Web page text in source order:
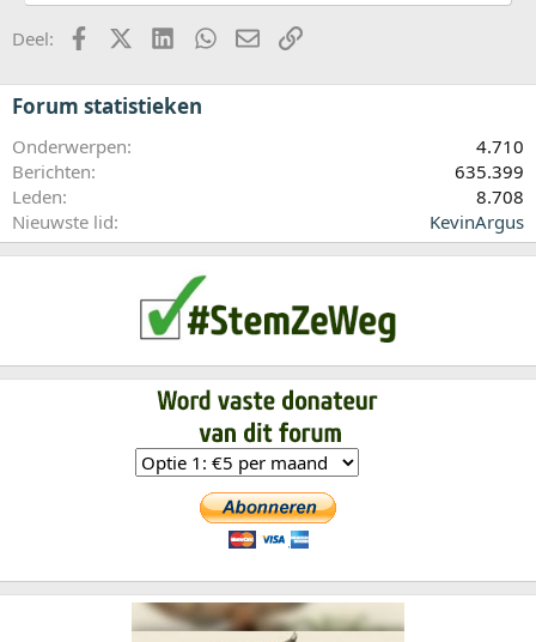
Deel: FacebookX (Twitter)LinkedInWhatsApp
E-mailkoppeling
Forum statistieken
Onderwerpen
4.710
Berichten
635.399
Leden
8.708
Nieuwste lid
KevinArgus